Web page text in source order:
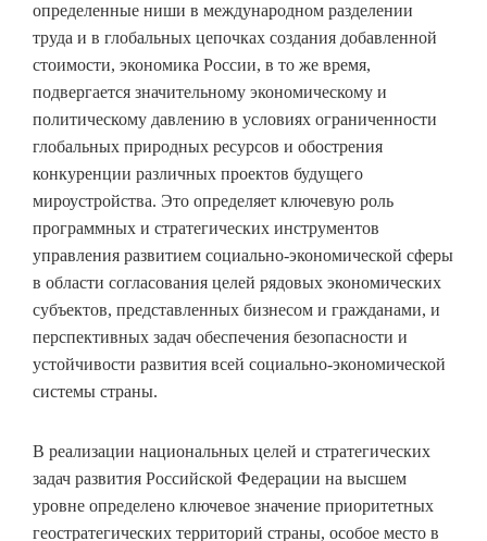
определенные ниши в международном разделении
труда и в глобальных цепочках создания добавленной
стоимости, экономика России, в то же время,
подвергается значительному экономическому и
политическому давлению в условиях ограниченности
глобальных природных ресурсов и обострения
конкуренции различных проектов будущего
мироустройства. Это определяет ключевую роль
программных и стратегических инструментов
управления развитием социально-экономической сферы
в области согласования целей рядовых экономических
субъектов, представленных бизнесом и гражданами, и
перспективных задач обеспечения безопасности и
устойчивости развития всей социально-экономической
системы страны.
В реализации национальных целей и стратегических
задач развития Российской Федерации на высшем
уровне определено ключевое значение приоритетных
геостратегических территорий страны, особое место в